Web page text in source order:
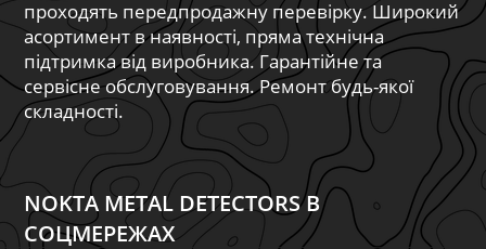
проходять передпродажну перевірку. Широкий
асортимент в наявності, пряма технічна
підтримка від виробника. Гарантійне та
сервісне обслуговування. Ремонт будь-якої
складності.
NOKTA METAL DETECTORS В
СОЦМЕРЕЖАХ